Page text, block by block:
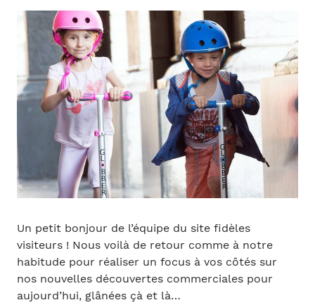
Un petit bonjour de l’équipe du site fidèles
visiteurs ! Nous voilà de retour comme à notre
habitude pour réaliser un focus à vos côtés sur
nos nouvelles découvertes commerciales pour
aujourd’hui, glânées çà et là…